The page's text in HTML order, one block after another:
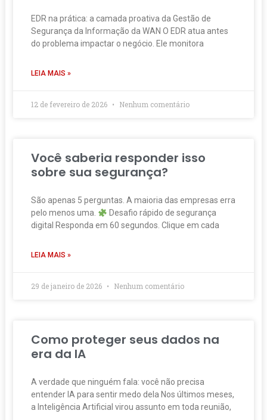
EDR na prática: a camada proativa da Gestão de
Segurança da Informação da WAN O EDR atua antes
do problema impactar o negócio. Ele monitora
LEIA MAIS »
12 de fevereiro de 2026 Nenhum comentário
Você saberia responder isso
sobre sua segurança?
São apenas 5 perguntas. A maioria das empresas erra
pelo menos uma.
Desafio rápido de segurança
digital Responda em 60 segundos. Clique em cada
LEIA MAIS »
29 de janeiro de 2026 Nenhum comentário
Como proteger seus dados na
era da IA
A verdade que ninguém fala: você não precisa
entender IA para sentir medo dela Nos últimos meses,
a Inteligência Artificial virou assunto em toda reunião,